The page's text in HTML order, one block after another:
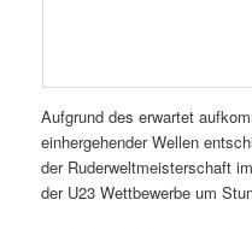
Aufgrund des erwartet
einhergehender Wellen
der Ruderweltmeisterschaft
der U23 Wettbewerbe um